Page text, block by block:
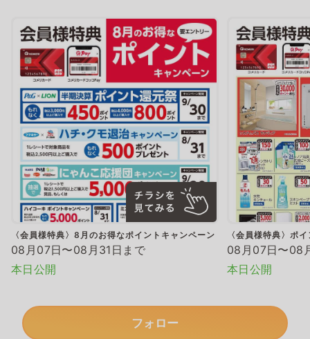
〈会員様特典〉8月のお得なポイントキャンペーン
08月07日〜08月31日まで
本日公開
〈会員様特典〉ポ
08月07日〜08
本日公開
フォロー